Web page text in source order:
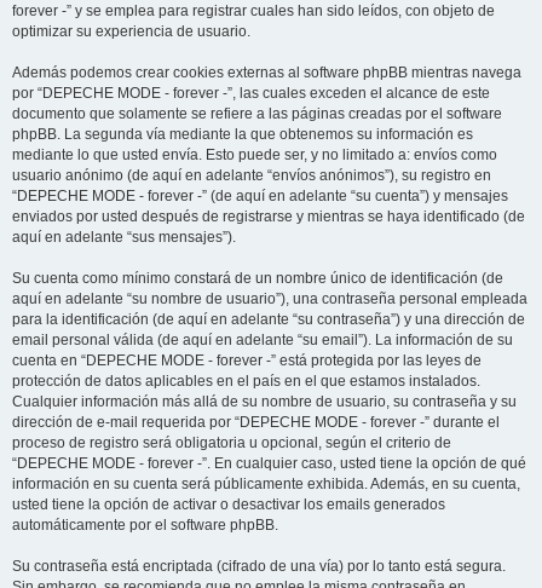
forever -” y se emplea para registrar cuales han sido leídos, con objeto de
optimizar su experiencia de usuario.
Además podemos crear cookies externas al software phpBB mientras navega
por “DEPECHE MODE - forever -”, las cuales exceden el alcance de este
documento que solamente se refiere a las páginas creadas por el software
phpBB. La segunda vía mediante la que obtenemos su información es
mediante lo que usted envía. Esto puede ser, y no limitado a: envíos como
usuario anónimo (de aquí en adelante “envíos anónimos”), su registro en
“DEPECHE MODE - forever -” (de aquí en adelante “su cuenta”) y mensajes
enviados por usted después de registrarse y mientras se haya identificado (de
aquí en adelante “sus mensajes”).
Su cuenta como mínimo constará de un nombre único de identificación (de
aquí en adelante “su nombre de usuario”), una contraseña personal empleada
para la identificación (de aquí en adelante “su contraseña”) y una dirección de
email personal válida (de aquí en adelante “su email”). La información de su
cuenta en “DEPECHE MODE - forever -” está protegida por las leyes de
protección de datos aplicables en el país en el que estamos instalados.
Cualquier información más allá de su nombre de usuario, su contraseña y su
dirección de e-mail requerida por “DEPECHE MODE - forever -” durante el
proceso de registro será obligatoria u opcional, según el criterio de
“DEPECHE MODE - forever -”. En cualquier caso, usted tiene la opción de qué
información en su cuenta será públicamente exhibida. Además, en su cuenta,
usted tiene la opción de activar o desactivar los emails generados
automáticamente por el software phpBB.
Su contraseña está encriptada (cifrado de una vía) por lo tanto está segura.